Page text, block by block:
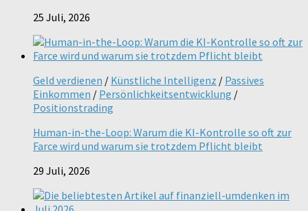
25 Juli, 2026
Geld verdienen / Künstliche Intelligenz / Passives
Einkommen / Persönlichkeitsentwicklung /
Positionstrading
Human-in-the-Loop: Warum die KI-Kontrolle so oft zur
Farce wird und warum sie trotzdem Pflicht bleibt
29 Juli, 2026